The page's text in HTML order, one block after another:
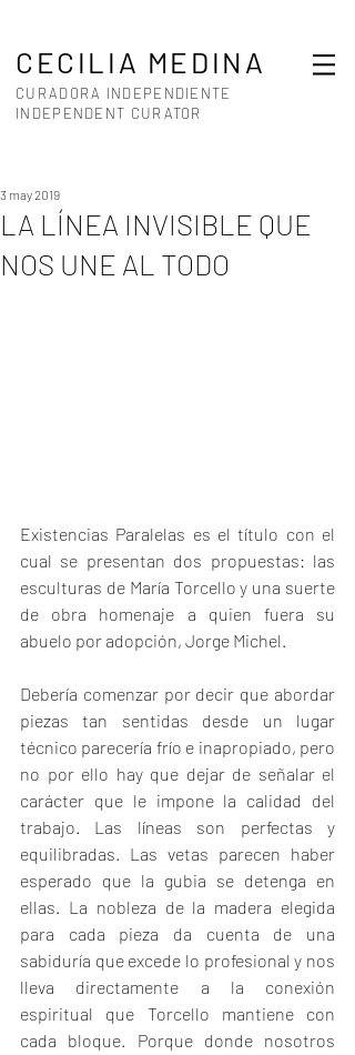
CECILIA MEDINA
CURADORA INDEPENDIENTE
INDEPENDENT CURATOR
LA LÍNEA INVISIBLE QUE
NOS UNE AL TODO
3 may 2019
Existencias Paralelas es el título con el
cual se presentan dos propuestas: las
esculturas de María Torcello y una suerte
de obra homenaje a quien fuera su
abuelo por adopción, Jorge Michel.
Debería comenzar por decir que abordar
piezas tan sentidas desde un lugar
técnico parecería frío e inapropiado, pero
no por ello hay que dejar de señalar el
carácter que le impone la calidad del
trabajo. Las líneas son perfectas y
equilibradas. Las vetas parecen haber
esperado que la gubia se detenga en
ellas. La nobleza de la madera elegida
para cada pieza da cuenta de una
sabiduría que excede lo profesional y nos
lleva directamente a la conexión
espiritual que Torcello mantiene con
cada bloque. Porque donde nosotros